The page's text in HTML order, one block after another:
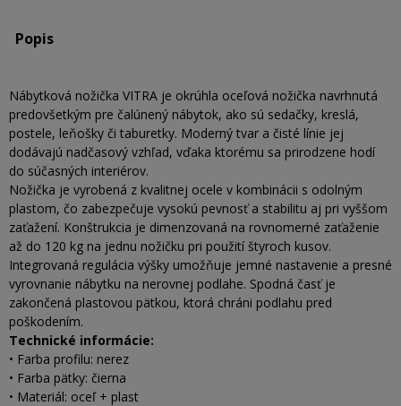
Popis
Nábytková nožička VITRA je okrúhla oceľová nožička navrhnutá
predovšetkým pre čalúnený nábytok, ako sú sedačky, kreslá,
postele, leňošky či taburetky. Moderný tvar a čisté línie jej
dodávajú nadčasový vzhľad, vďaka ktorému sa prirodzene hodí
do súčasných interiérov.
Nožička je vyrobená z kvalitnej ocele v kombinácii s odolným
plastom, čo zabezpečuje vysokú pevnosť a stabilitu aj pri vyššom
zaťažení. Konštrukcia je dimenzovaná na rovnomerné zaťaženie
až do 120 kg na jednu nožičku pri použití štyroch kusov.
Integrovaná regulácia výšky umožňuje jemné nastavenie a presné
vyrovnanie nábytku na nerovnej podlahe. Spodná časť je
zakončená plastovou pätkou, ktorá chráni podlahu pred
poškodením.
Technické informácie:
• Farba profilu: nerez
• Farba pätky: čierna
• Materiál: oceľ + plast